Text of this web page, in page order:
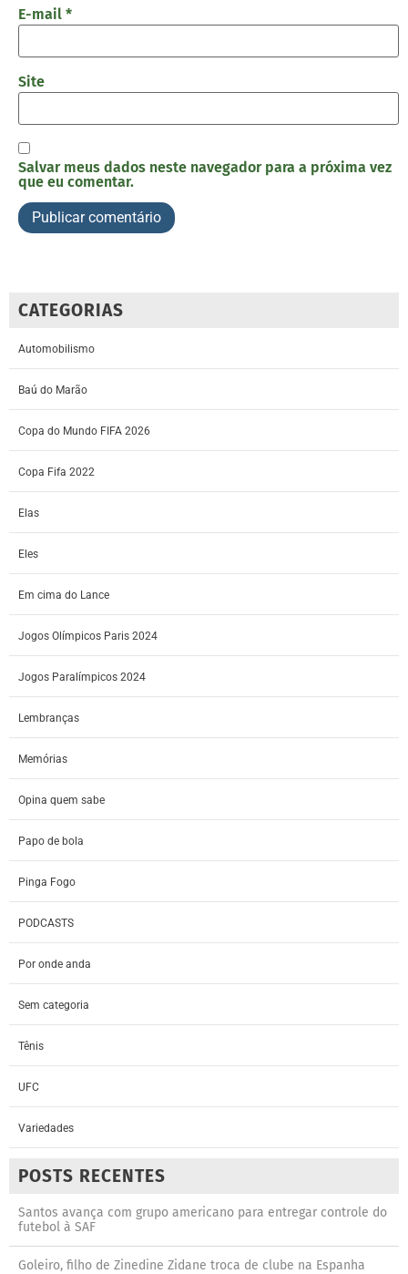
E-mail *
Site
Salvar meus dados neste navegador para a próxima vez
que eu comentar.
CATEGORIAS
Automobilismo
Baú do Marão
Copa do Mundo FIFA 2026
Copa Fifa 2022
Elas
Eles
Em cima do Lance
Jogos Olímpicos Paris 2024
Jogos Paralímpicos 2024
Lembranças
Memórias
Opina quem sabe
Papo de bola
Pinga Fogo
PODCASTS
Por onde anda
Sem categoria
Tênis
UFC
Variedades
POSTS RECENTES
Santos avança com grupo americano para entregar controle do
futebol à SAF
Goleiro, filho de Zinedine Zidane troca de clube na Espanha